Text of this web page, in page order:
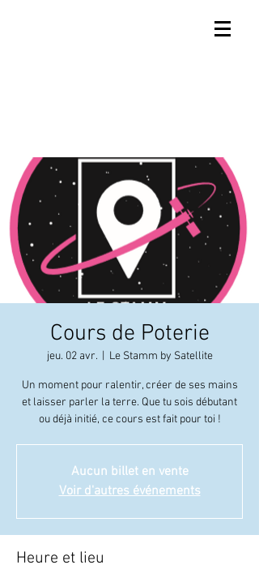
Cours de Poterie
jeu. 02 avr.
  |
Le Stamm by Satellite
Un moment pour ralentir, créer de ses mains
et laisser parler la terre. Que tu sois débutant
ou déjà initié, ce cours est fait pour toi !
Aucun billet en vente
Voir d'autres événements
Heure et lieu